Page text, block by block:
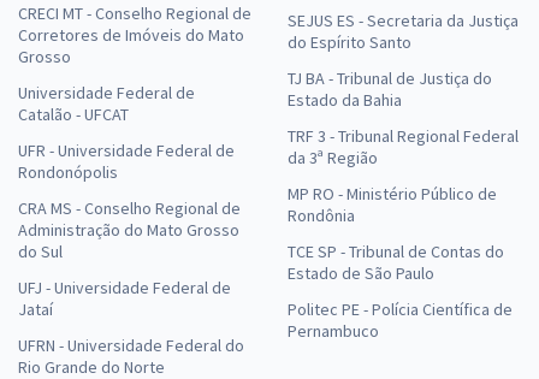
CRECI MT - Conselho Regional de
Corretores de Imóveis do Mato
Grosso
Universidade Federal de
Catalão - UFCAT
UFR - Universidade Federal de
Rondonópolis
CRA MS - Conselho Regional de
Administração do Mato Grosso
do Sul
UFJ - Universidade Federal de
Jataí
UFRN - Universidade Federal do
Rio Grande do Norte
SEJUS ES - Secretaria da Justiça
do Espírito Santo
TJ BA - Tribunal de Justiça do
Estado da Bahia
TRF 3 - Tribunal Regional Federal
da 3ª Região
MP RO - Ministério Público de
Rondônia
TCE SP - Tribunal de Contas do
Estado de São Paulo
Politec PE - Polícia Científica de
Pernambuco